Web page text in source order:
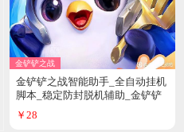
金铲铲之战
金铲铲之战智能助手_全自动挂机
脚本_稳定防封脱机辅助_金铲铲
物理连点器官网
￥28